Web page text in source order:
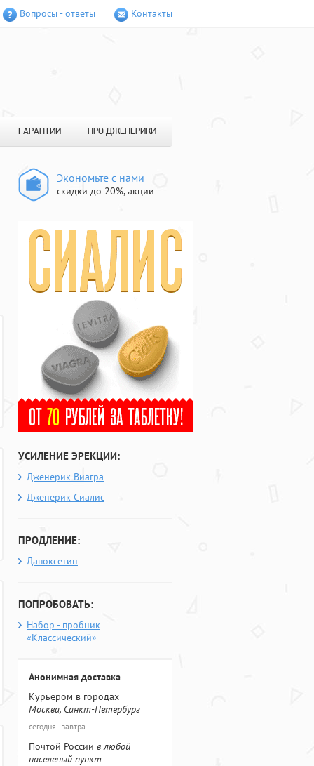
Вопросы - ответы Контакты
ГАРАНТИИ ПРО ДЖЕНЕРИКИ
Экономьте с нами
скидки до 20%, акции
УСИЛЕНИЕ ЭРЕКЦИИ:
Дженерик Виагра
Дженерик Сиалис
ПРОДЛЕНИЕ:
Дапоксетин
ПОПРОБОВАТЬ:
Набор - пробник
«Классический»
Анонимная доставка
Курьером в городах
Москва, Санкт-Петербург
сегодня - завтра
Почтой России в любой
населеный пункт